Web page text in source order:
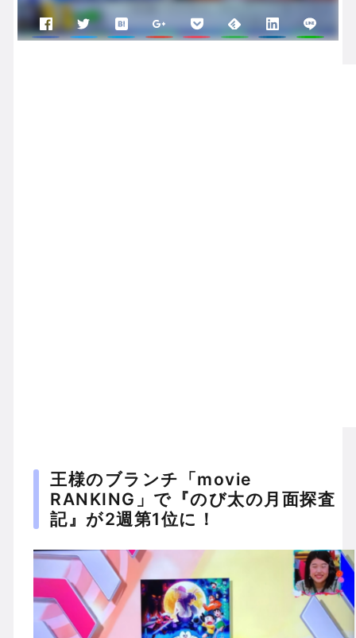
王様のブランチ「movie
RANKING」で『のび太の月面探査
記』が2週第1位に！